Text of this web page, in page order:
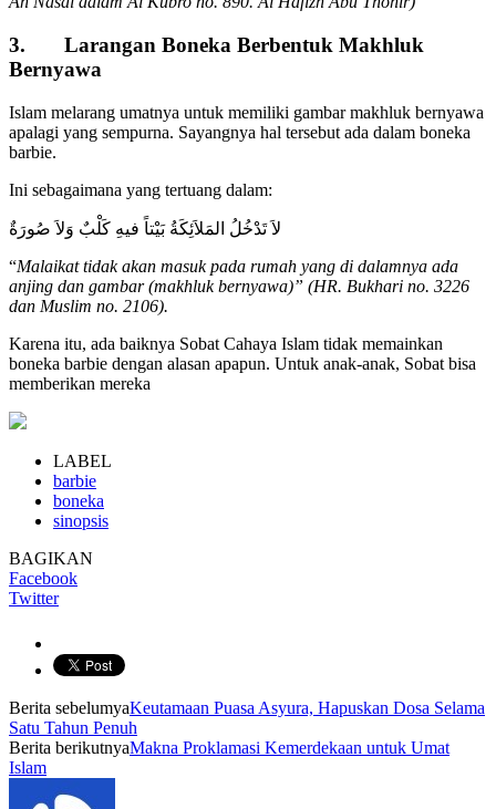
3. Larangan Boneka Berbentuk Makhluk
Bernyawa
Islam melarang umatnya untuk memiliki gambar makhluk bernyawa
apalagi yang sempurna. Sayangnya hal tersebut ada dalam boneka
barbie.
Ini sebagaimana yang tertuang dalam:
لاَ تَدْخُلُ المَلاَئِكَةُ بَيْتاً فيهِ كَلْبٌ وَلاَ صُورَةٌ
“Malaikat tidak akan masuk pada rumah yang di dalamnya ada
anjing dan gambar (makhluk bernyawa)” (HR. Bukhari no. 3226
dan Muslim no. 2106).
Karena itu, ada baiknya Sobat Cahaya Islam tidak memainkan
boneka barbie dengan alasan apapun. Untuk anak-anak, Sobat bisa
memberikan mereka
LABEL
barbie
boneka
sinopsis
BAGIKAN
Facebook
Twitter
Berita sebelumyaKeutamaan Puasa Asyura, Hapuskan Dosa Selama
Satu Tahun Penuh
Berita berikutnyaMakna Proklamasi Kemerdekaan untuk Umat
Islam